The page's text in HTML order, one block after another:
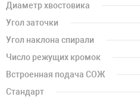
Диаметр хвостовика
Угол заточки
Угол наклона спирали
Число режущих кромок
Встроенная подача СОЖ
Стандарт